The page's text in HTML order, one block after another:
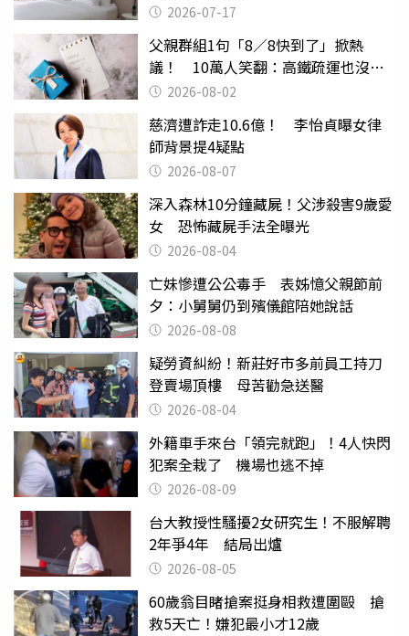
2026-07-17
父親群組1句「8／8快到了」掀熱
議！ 10萬人笑翻：高鐵疏運也沒列
父親節
2026-08-02
慈濟遭詐走10.6億！ 李怡貞曝女律
師背景提4疑點
2026-08-07
深入森林10分鐘藏屍！父涉殺害9歲愛
女 恐怖藏屍手法全曝光
2026-08-04
亡妹慘遭公公毒手 表姊憶父親節前
夕：小舅舅仍到殯儀館陪她說話
2026-08-08
疑勞資糾紛！新莊好市多前員工持刀
登賣場頂樓 母苦勸急送醫
2026-08-04
外籍車手來台「領完就跑」！4人快閃
犯案全栽了 機場也逃不掉
2026-08-09
台大教授性騷擾2女研究生！不服解聘
2年爭4年 結局出爐
2026-08-05
60歲翁目睹搶案挺身相救遭圍毆 搶
救5天亡！嫌犯最小才12歲